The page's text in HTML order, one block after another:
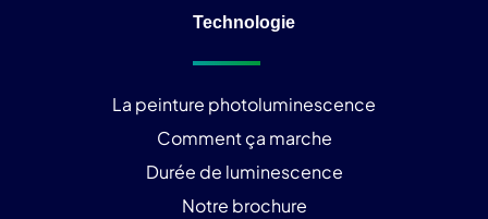
Technologie
La peinture photoluminescence
Comment ça marche
Durée de luminescence
Notre brochure